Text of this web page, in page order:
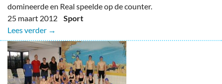
domineerde en Real speelde op de counter.
25 maart 2012 Sport
Lees verder →